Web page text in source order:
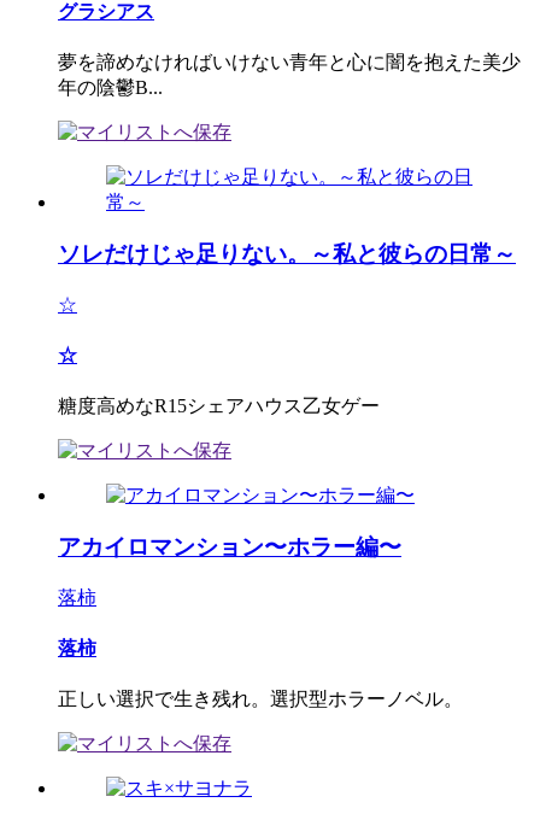
グラシアス
夢を諦めなければいけない青年と心に闇を抱えた美少
年の陰鬱B...
ソレだけじゃ足りない。～私と彼らの日常～
☆
☆
糖度高めなR15シェアハウス乙女ゲー
アカイロマンション〜ホラー編〜
落柿
落柿
正しい選択で生き残れ。選択型ホラーノベル。